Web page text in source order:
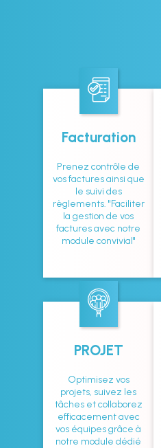
Facturation
Prenez contrôle de
vos factures ainsi que
le suivi des
règlements. "Faciliter
la gestion de vos
factures avec notre
module convivial"
PROJET
Optimisez vos
projets, suivez les
tâches et collaborez
efficacement avec
vos équipes grâce à
notre module dédié